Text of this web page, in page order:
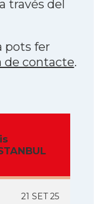
través del
pots fer
de contacte.
21 SET 25